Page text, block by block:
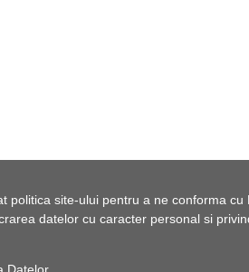
politica site-ului pentru a ne conforma cu
datelor cu caracter personal si